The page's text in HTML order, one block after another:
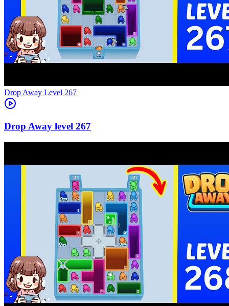
Level 267
267